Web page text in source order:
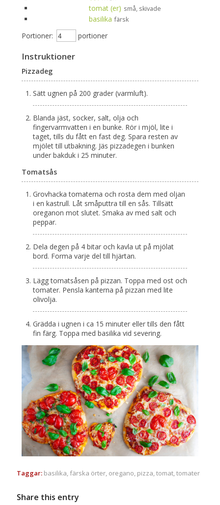
tomat (er) små, skivade
basilika färsk
Portioner: portioner
Instruktioner
Pizzadeg
Sätt ugnen på 200 grader (varmluft).
Blanda jäst, socker, salt, olja och
fingervarmvatten i en bunke. Rör i mjöl, lite i
taget, tills du fått en fast deg. Spara resten av
mjölet till utbakning. Jäs pizzadegen i bunken
under bakduk i 25 minuter.
Tomatsås
Grovhacka tomaterna och rosta dem med oljan
i en kastrull. Låt småputtra till en sås. Tillsätt
oreganon mot slutet. Smaka av med salt och
peppar.
Dela degen på 4 bitar och kavla ut på mjölat
bord. Forma varje del till hjärtan.
Lägg tomatsåsen på pizzan. Toppa med ost och
tomater. Pensla kanterna på pizzan med lite
olivolja.
Grädda i ugnen i ca 15 minuter eller tills den fått
fin färg. Toppa med basilika vid severing.
Taggar: basilika,färska örter, oregano, pizza,tomat,tomater
Share this entry